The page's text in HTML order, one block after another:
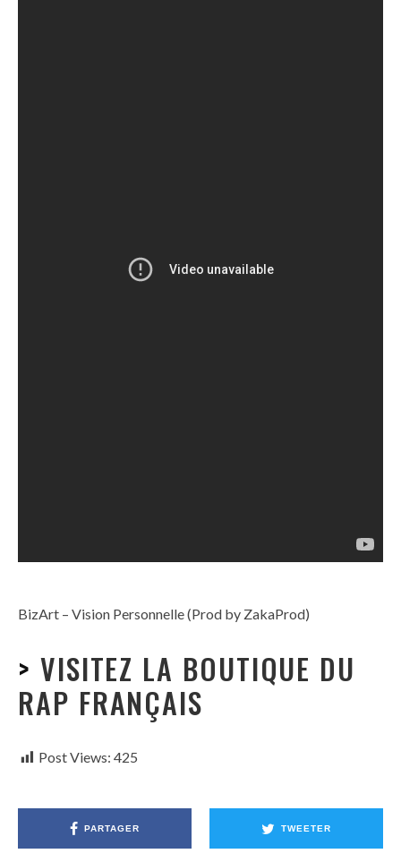
BizArt – Vision Personnelle (Prod by ZakaProd)
> VISITEZ LA BOUTIQUE DU
RAP FRANÇAIS
Post Views: 425
PARTAGER TWEETER